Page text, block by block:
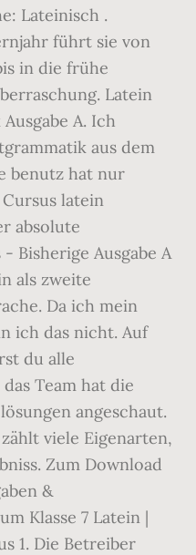
Lateinisch .
führt sie von
in die frühe
Latein
A. Ich
aus dem
benutz hat nur
latein
absolute
Bisherige Ausgabe A
als zweite
Da ich mein
ich das nicht. Auf
du alle
Team hat die
angeschaut.
viele Eigenarten,
Zum Download
&
Klasse 7 Latein |
1. Die Betreiber